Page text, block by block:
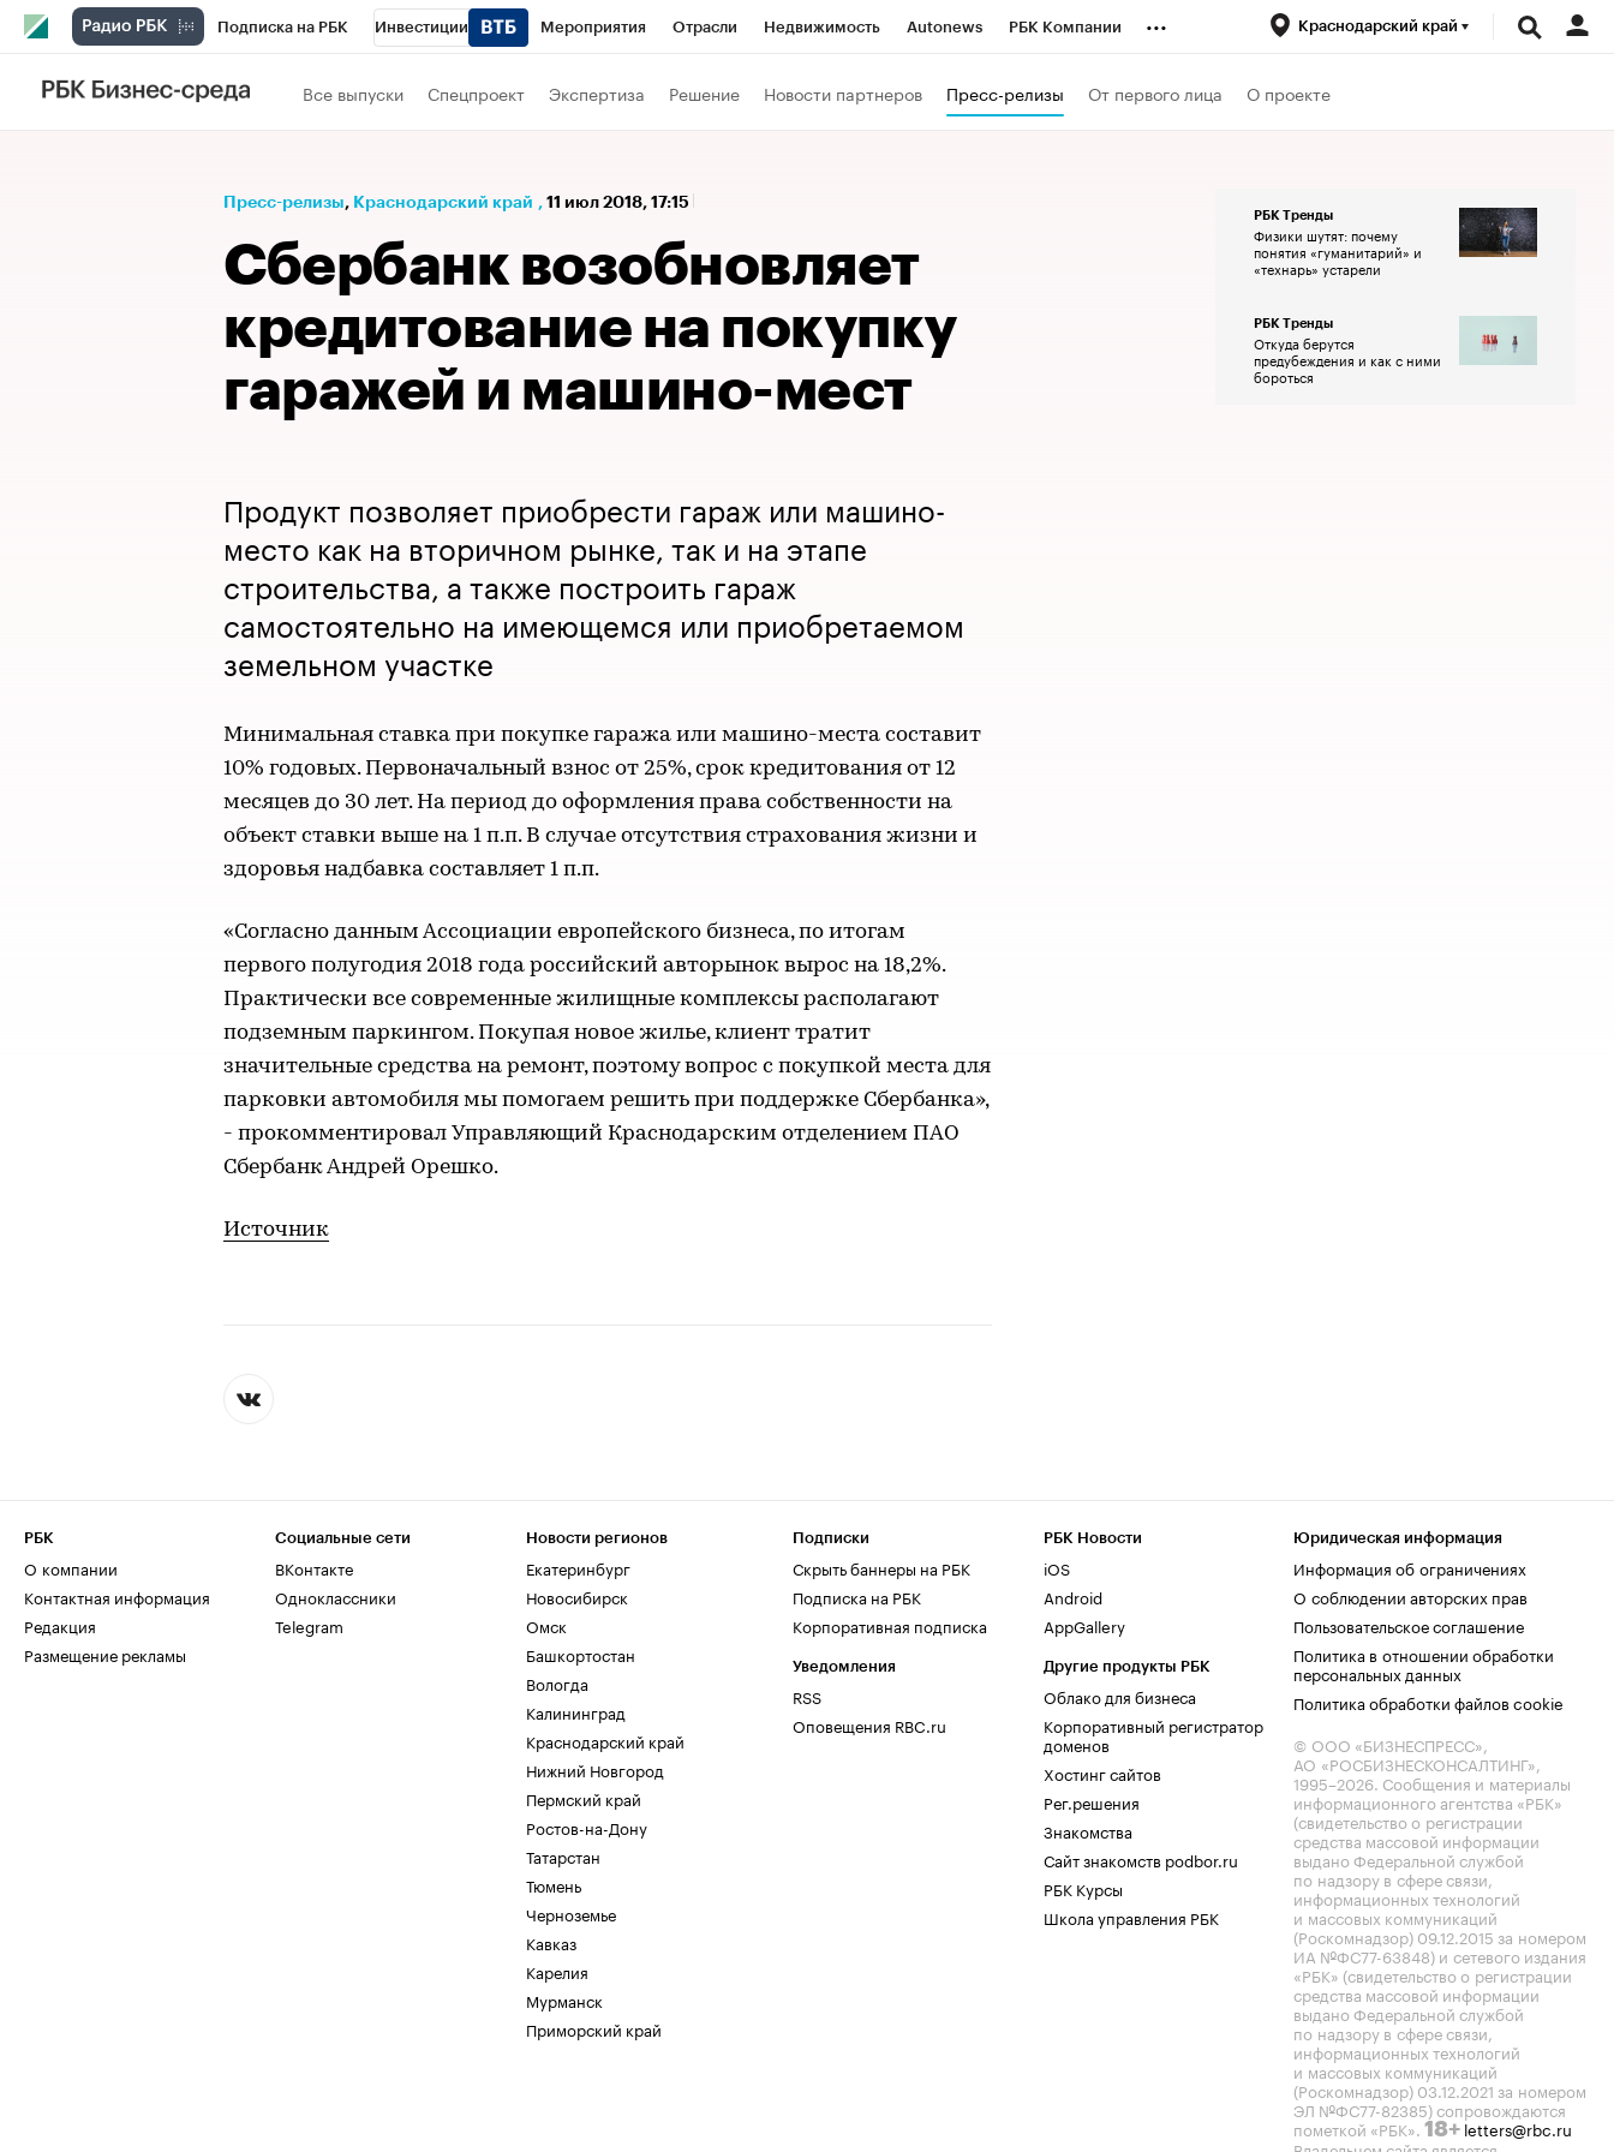
Подписка на РБК Инвестиции Мероприятия Отрасли Недвижимость Autonews РБК Компании
Телеканал
Спецпроекты Проверка контрагентов Экономика
Рынок наличной валюты
... Краснодарский край
Все выпуски Спецпроект Экспертиза Решение Новости партнеров Пресс-релизы От первого лица О проекте
Пресс-релизы⁠, Краснодарский край , 11 июл 2018, 17:15
Сбербанк возобновляет
кредитование на покупку
гаражей и машино-мест
Продукт позволяет приобрести гараж или машино-
место как на вторичном рынке, так и на этапе
строительства, а также построить гараж
самостоятельно на имеющемся или приобретаемом
земельном участке
Минимальная ставка при покупке гаража или машино-места составит
10% годовых. Первоначальный взнос от 25%, срок кредитования от 12
месяцев до 30 лет. На период до оформления права собственности на
объект ставки выше на 1 п.п. В случае отсутствия страхования жизни и
здоровья надбавка составляет 1 п.п.
«Согласно данным Ассоциации европейского бизнеса, по итогам
первого полугодия 2018 года российский авторынок вырос на 18,2%.
Практически все современные жилищные комплексы располагают
подземным паркингом. Покупая новое жилье, клиент тратит
значительные средства на ремонт, поэтому вопрос с покупкой места для
парковки автомобиля мы помогаем решить при поддержке Сбербанка»,
- прокомментировал Управляющий Краснодарским отделением ПАО
Сбербанк Андрей Орешко.
Источник
РБК Тренды
Физики шутят: почему
понятия «гуманитарий» и
«технарь» устарели
РБК Тренды
Откуда берутся
предубеждения и как с ними
бороться
РБК
О компании
Контактная информация
Редакция
Размещение рекламы
Социальные сети
ВКонтакте
Одноклассники
Telegram
Новости регионов
Екатеринбург
Новосибирск
Омск
Башкортостан
Вологда
Калининград
Краснодарский край
Нижний Новгород
Пермский край
Ростов-на-Дону
Татарстан
Тюмень
Черноземье
Кавказ
Карелия
Мурманск
Приморский край
Подписки
Скрыть баннеры на РБК
Подписка на РБК
Корпоративная подписка
Уведомления
RSS
Оповещения RBC.ru
РБК Новости
iOS
Android
AppGallery
Другие продукты РБК
Облако для бизнеса
Корпоративный регистратор
доменов
Хостинг сайтов
Рег.решения
Знакомства
Сайт знакомств podbor.ru
РБК Курсы
Школа управления РБК
Юридическая информация
Информация об ограничениях
О соблюдении авторских прав
Пользовательское соглашение
Политика в отношении обработки
персональных данных
Политика обработки файлов cookie
© ООО «БИЗНЕСПРЕСС»,
АО «РОСБИЗНЕСКОНСАЛТИНГ»,
1995–2026. Сообщения и материалы
информационного агентства «РБК»
(свидетельство о регистрации
средства массовой информации
выдано Федеральной службой
по надзору в сфере связи,
информационных технологий
и массовых коммуникаций
(Роскомнадзор) 09.12.2015 за номером
ИА №ФС77-63848) и сетевого издания
«РБК» (свидетельство о регистрации
средства массовой информации
выдано Федеральной службой
по надзору в сфере связи,
информационных технологий
и массовых коммуникаций
(Роскомнадзор) 03.12.2021 за номером
ЭЛ №ФС77-82385) сопровождаются
пометкой «РБК». 18+ letters@rbc.ru